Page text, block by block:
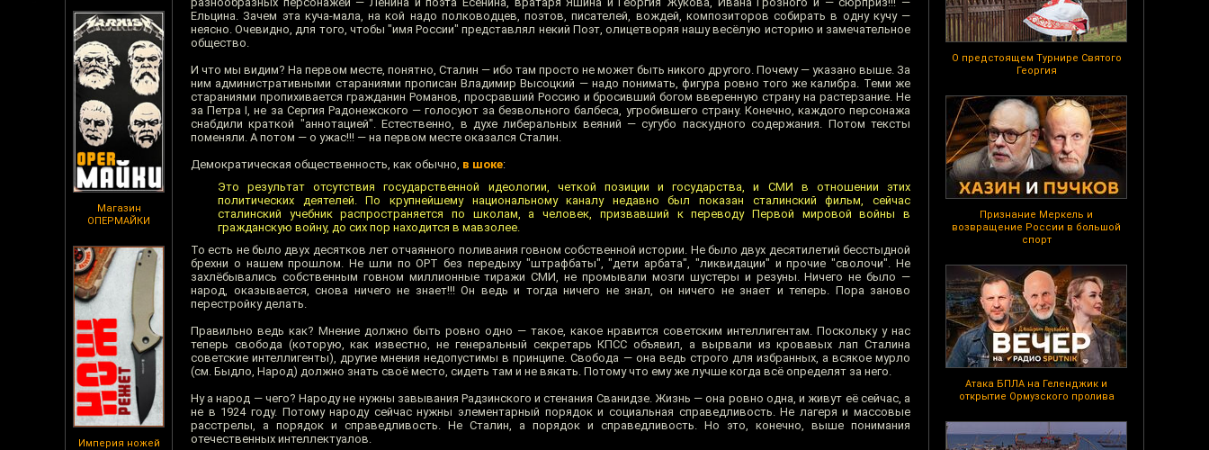
Магазин
ОПЕРМАЙКИ
Империя ножей
О предстоящем Турнире Святого
Георгия
Признание Меркель и
возвращение России в большой
спорт
Атака БПЛА на Геленджик и
открытие Ормузского пролива
Ельцина. Зачем эта куча-мала, на кой надо полководцев, поэтов, писателей, вождей, композиторов собирать в одну кучу —
неясно. Очевидно, для того, чтобы "имя России" представлял некий Поэт, олицетворяя нашу весёлую историю и замечательное
общество.
И что мы видим? На первом месте, понятно, Сталин — ибо там просто не может быть никого другого. Почему — указано выше. За
ним административными стараниями прописан Владимир Высоцкий — надо понимать, фигура ровно того же калибра. Теми же
стараниями пропихивается гражданин Романов, просравший Россию и бросивший богом вверенную страну на растерзание. Не
за Петра I, не за Сергия Радонежского — голосуют за безвольного балбеса, угробившего страну. Конечно, каждого персонажа
снабдили краткой "аннотацией". Естественно, в духе либеральных веяний — сугубо паскудного содержания. Потом тексты
поменяли. А потом — о ужас!!! — на первом месте оказался Сталин.
Демократическая общественность, как обычно, в шоке:
Это результат отсутствия государственной идеологии, четкой позиции и государства, и СМИ в отношении этих
политических деятелей. По крупнейшему национальному каналу недавно был показан сталинский фильм, сейчас
сталинский учебник распространяется по школам, а человек, призвавший к переводу Первой мировой войны в
гражданскую войну, до сих пор находится в мавзолее.
То есть не было двух десятков лет отчаянного поливания говном собственной истории. Не было двух десятилетий бесстыдной
брехни о нашем прошлом. Не шли по ОРТ без передыху "штрафбаты", "дети арбата", "ликвидации" и прочие "сволочи". Не
захлёбывались собственным говном миллионные тиражи СМИ, не промывали мозги шустеры и резуны. Ничего не было —
народ, оказывается, снова ничего не знает!!! Он ведь и тогда ничего не знал, он ничего не знает и теперь. Пора заново
перестройку делать.
Правильно ведь как? Мнение должно быть ровно одно — такое, какое нравится советским интеллигентам. Поскольку у нас
теперь свобода (которую, как известно, не генеральный секретарь КПСС объявил, а вырвали из кровавых лап Сталина
советские интеллигенты), другие мнения недопустимы в принципе. Свобода — она ведь строго для избранных, а всякое мурло
(см. Быдло, Народ) должно знать своё место, сидеть там и не вякать. Потому что ему же лучше когда всё определят за него.
Ну а народ — чего? Народу не нужны завывания Радзинского и стенания Сванидзе. Жизнь — она ровно одна, и живут её сейчас, а
не в 1924 году. Потому народу сейчас нужны элементарный порядок и социальная справедливость. Не лагеря и массовые
расстрелы, а порядок и справедливость. Не Сталин, а порядок и справедливость. Но это, конечно, выше понимания
отечественных интеллектуалов.